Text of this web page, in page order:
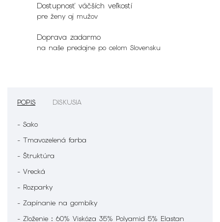
Dostupnosť väčších veľkostí
pre ženy aj mužov
Doprava zadarmo
na naše predajne po celom Slovensku
POPIS DISKUSIA
- Sako
- Tmavozelená farba
- Štruktúra
- Vrecká
- Rozparky
- Zapínanie na gombíky
- Zloženie : 60% Viskóza 35% Polyamid 5% Elastan